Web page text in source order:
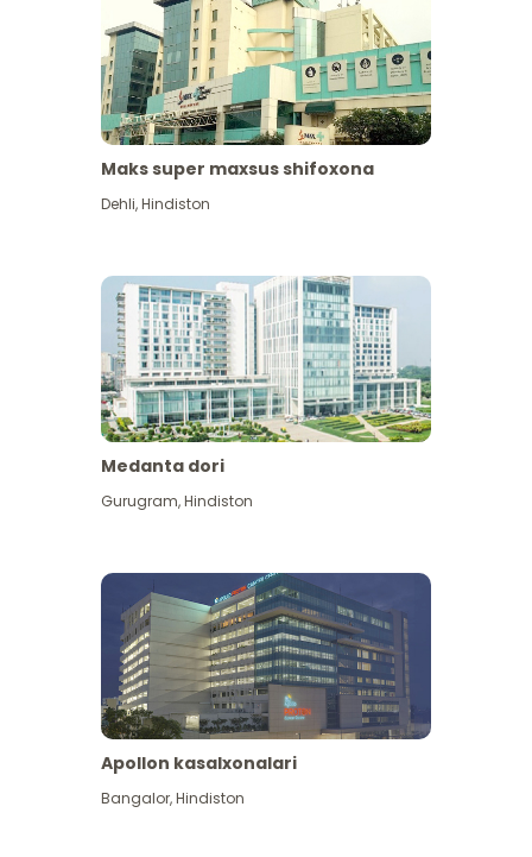
Maks super maxsus shifoxona
Dehli,Hindiston
Medanta dori
Gurugram,Hindiston
Apollon kasalxonalari
Bangalor,Hindiston